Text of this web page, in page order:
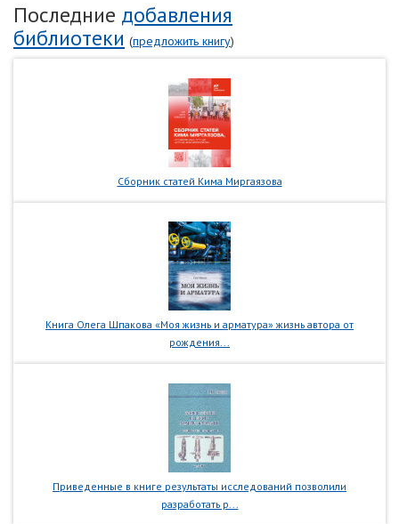
Последние добавления
библиотеки (предложить книгу)
Сборник статей Кима Миргаязова
Книга Олега Шпакова «Моя жизнь и арматура» жизнь автора от
рождения...
Приведенные в книге результаты исследований позволили
разработать р...